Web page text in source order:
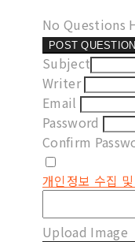
No Questions
POST QUESTION
Subject
Writer
Email
Password
Confirm
개인정보 수집
Upload Image